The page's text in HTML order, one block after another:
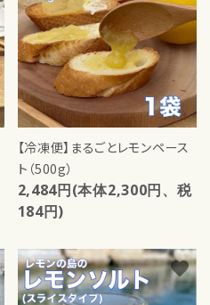
【冷凍便】まるごとレモンペース
ト（500g）
2,484円(本体2,300円、税
184円)
favorite